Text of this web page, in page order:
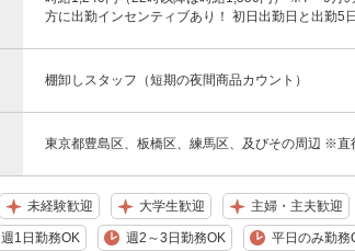
方に出勤インセンティブあり！ 初日出勤日と出勤5
棚卸しスタッフ（短期の夜間商品カウント）
東京都豊島区、板橋区、練馬区、及びその周辺 ※直
未経験歓迎 大学生歓迎 主婦・主夫歓迎
週1日勤務OK 週2～3日勤務OK 平日のみ勤務